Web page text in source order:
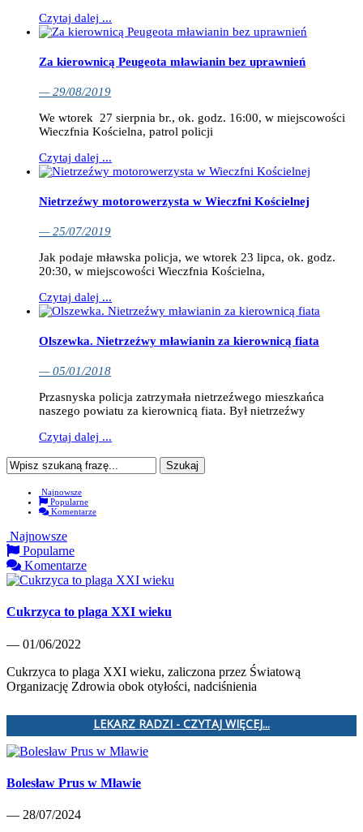
Czytaj dalej ...
Za kierownicą Peugeota mławianin bez uprawnień
— 29/08/2019
We wtorek 27 sierpnia br., ok. godz. 16:00, w miejscowości
Wieczfnia Kościelna, patrol policji
Czytaj dalej ...
Nietrzeźwy motorowerzysta w Wieczfni Kościelnej
— 25/07/2019
Jak podaje mławska policja, we wtorek 23 lipca, ok. godz.
20:30, w miejscowości Wieczfnia Kościelna,
Czytaj dalej ...
Olszewka. Nietrzeźwy mławianin za kierownicą fiata
— 05/01/2018
Przasnyska policja zatrzymała nietrzeźwego mieszkańca
naszego powiatu za kierownicą fiata. Był nietrzeźwy
Czytaj dalej ...
Najnowsze
Popularne
Komentarze
Najnowsze
Popularne
Komentarze
Cukrzyca to plaga XXI wieku
— 01/06/2022
Cukrzyca to plaga XXI wieku, zaliczona przez Światową
Organizację Zdrowia obok otyłości, nadciśnienia
LEKARZ RADZI - CZYTAJ WIĘCEJ...
Bolesław Prus w Mławie
— 28/07/2024